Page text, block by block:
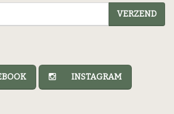
VERZEND
INSTAGRAM